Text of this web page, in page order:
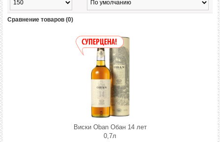
Сравнение товаров (0)
Виски Oban Обан 14 лет
0,7л